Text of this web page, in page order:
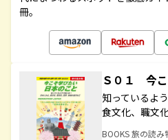
冊。
Ｓ０１ 今こ
知っているよ
食文化、職文
BOOKS 旅の読み